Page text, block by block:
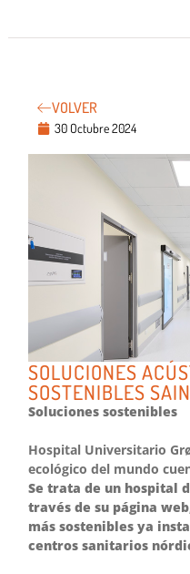
VOLVER
30 Octubre 2024
SOLUCIONES
SOSTENIBLES
Soluciones sostenibles
Hospital Universitario
ecológico del mundo
Se trata de un hospital
través de su página
más sostenibles ya
centros sanitarios